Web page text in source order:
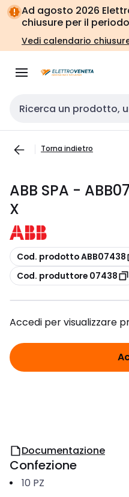
Vai alla
navigazione
Vai
alla
pagina
Ad agosto 2026
chiusure per il
Vedi calendario
Cerca input
Torna indietro
ABB SPA -
X
copia
Cod. prodotto ABB07438
copia
Cod. produttore 07438
Accedi per visualizzare
Documentazione
Confezione
10 PZ